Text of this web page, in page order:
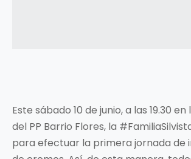
Este sábado 10 de junio, a las 19.30
del PP Barrio Flores, la
para efectuar la primera jornada de